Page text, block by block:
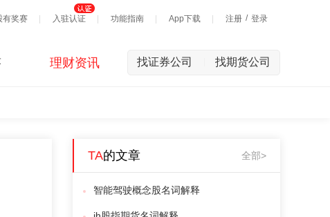
有奖赛 入驻认证 功能指南 App下载 注册 / 登录
理财资讯 找证券公司 找期货公司
TA的文章 全部>
智能驾驶概念股名词解释